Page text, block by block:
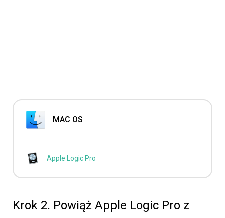
MAC OS
Apple Logic Pro
Krok 2. Powiąż Apple Logic Pro z